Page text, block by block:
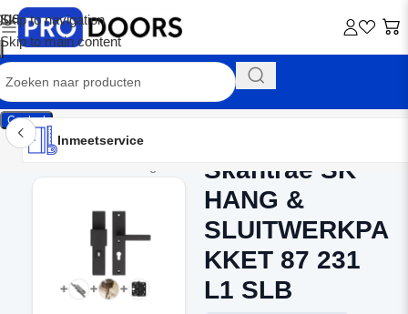
Skip to navigation
Skip to main content
Contact
Inmeetservice
Montageservice
Advies op maat
Showroom
Inmeetservice
Skantrae SK
HANG &
SLUITWERKPA
KKET 87 231
L1 SLB